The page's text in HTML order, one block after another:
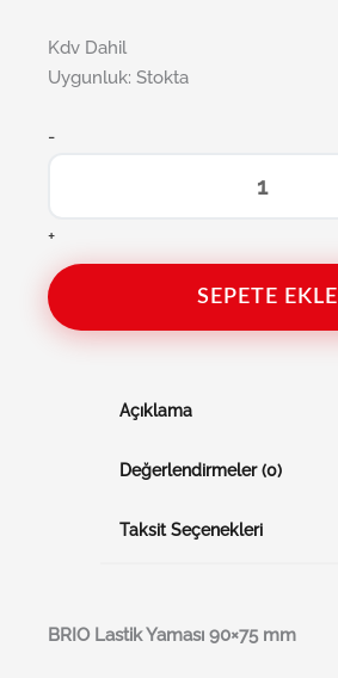
Kdv Dahil
Uygunluk: Stokta
-
+
SEPETE EKLE
Açıklama
Değerlendirmeler (0)
Taksit Seçenekleri
BRIO Lastik Yaması 90×75 mm